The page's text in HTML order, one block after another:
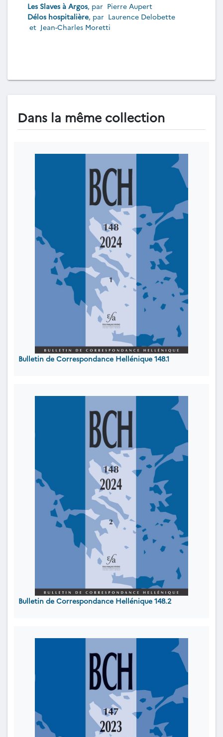
Les Slaves à Argos, par Pierre Aupert
Délos hospitalière, par Laurence Delobette
et Jean-Charles Moretti
Dans la même collection
Bulletin de Correspondance Hellénique 148.1
Bulletin de Correspondance Hellénique 148.2